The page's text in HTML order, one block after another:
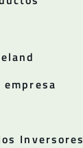
Inversores